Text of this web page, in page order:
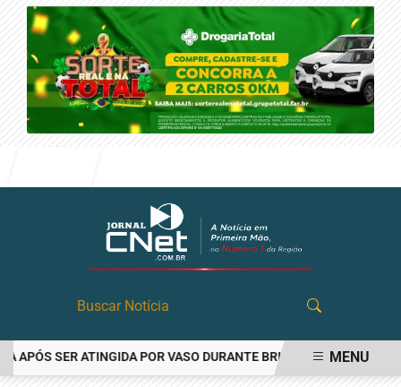
SER ATINGIDA POR VASO DURANTE BRIGA FAMILIAR EMMENU